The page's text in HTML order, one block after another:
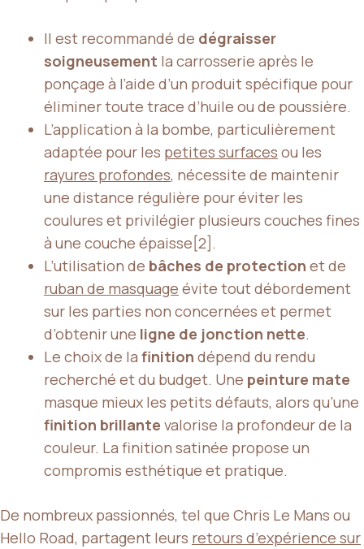
Il est recommandé de dégraisser
soigneusement la carrosserie après le
ponçage à l’aide d’un produit spécifique pour
éliminer toute trace d’huile ou de poussière.
L’application à la bombe, particulièrement
adaptée pour les petites surfaces ou les
rayures profondes, nécessite de maintenir
une distance régulière pour éviter les
coulures et privilégier plusieurs couches fines
à une couche épaisse[2].
L’utilisation de bâches de protection et de
ruban de masquage évite tout débordement
sur les parties non concernées et permet
d’obtenir une ligne de jonction nette.
Le choix de la finition dépend du rendu
recherché et du budget. Une peinture mate
masque mieux les petits défauts, alors qu’une
finition brillante valorise la profondeur de la
couleur. La finition satinée propose un
compromis esthétique et pratique.
De nombreux passionnés, tel que Chris Le Mans ou
Hello Road, partagent leurs retours d’expérience sur